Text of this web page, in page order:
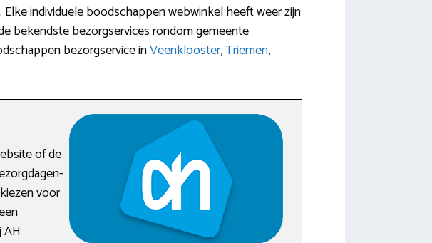
individuele boodschappen webwinkel heeft weer zijn
bekendste bezorgservices rondom gemeente
bezorgservice inVeenklooster,Triemen,
of de
voor
AH